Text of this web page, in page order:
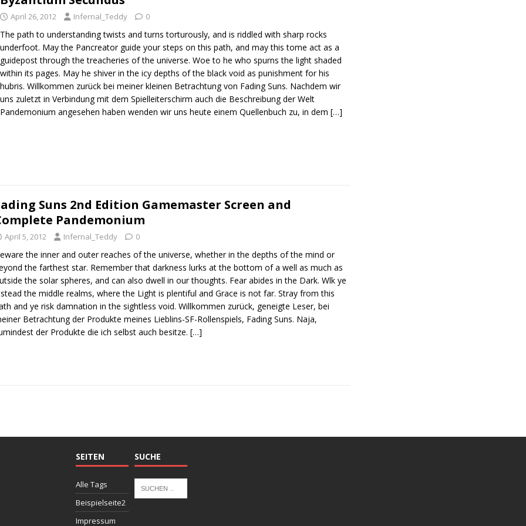
April 26, 2012 Infernal_Teddy 0
The path to understanding twists and turns torturously, and is riddled with sharp rocks
underfoot. May the Pancreator guide your steps on this path, and may this tome act as a
guidepost through the treacheries of the universe. Woe to he who spurns the light shaded
within its pages. May he shiver in the icy depths of the black void as punishment for his
hubris. Willkommen zurück bei meiner kleinen Betrachtung von Fading Suns. Nachdem wir
uns zuletzt in Verbindung mit dem Spielleiterschirm auch die Beschreibung der Welt
Pandemonium angesehen haben wenden wir uns heute einem Quellenbuch zu, in dem[…]
Suns 2nd Edition Gamemaster Screen and
Pandemonium
April 5, 2012 Infernal_Teddy 0
the inner and outer reaches of the universe, whether in the depths of the mind or
the farthest star. Remember that darkness lurks at the bottom of a well as much as
the solar spheres, and can also dwell in our thoughts. Fear abides in the Dark. Wlk ye
the middle realms, where the Light is plentiful and Grace is not far. Stray from this
and ye risk damnation in the sightless void. Willkommen zurück, geneigte Leser, bei
Betrachtung der Produkte meines Lieblins-SF-Rollenspiels, Fading Suns. Naja,
der Produkte die ich selbst auch besitze.[…]
SEITEN
Alle Tags
Beispielseite2
Impressum
SUCHE